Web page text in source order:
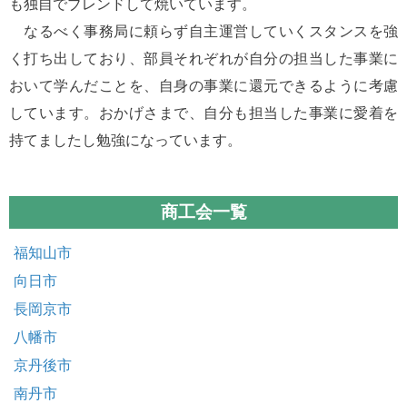
も独自でブレンドして焼いています。
なるべく事務局に頼らず自主運営していくスタンスを強
く打ち出しており、部員それぞれが自分の担当した事業に
おいて学んだことを、自身の事業に還元できるように考慮
しています。おかげさまで、自分も担当した事業に愛着を
持てましたし勉強になっています。
商工会一覧
福知山市
向日市
長岡京市
八幡市
京丹後市
南丹市